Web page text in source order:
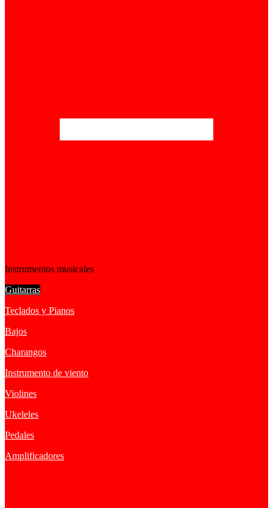
Instrumentos musicales
Guitarras
Teclados y Pianos
Bajos
Charangos
Instrumento de viento
Violines
Ukeleles
Pedales
Amplificadores